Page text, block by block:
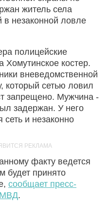
житель села
в незаконной ловле
полицейские
Хомутинское костер.
вневедомственной
который сетью ловил
запрещено. Мужчина -
задержан. У него
сеть и незаконно
факту ведется
будет принято
сообщает пресс-
МВД.